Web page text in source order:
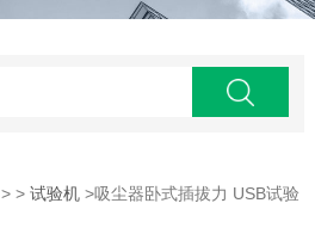
> >试验机 >吸尘器卧式插拔力 USB试验